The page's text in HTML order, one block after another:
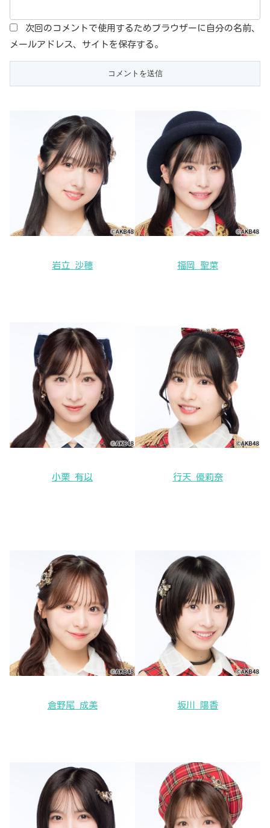
次回のコメントで使用するためブラウザーに自分の名前、
メールアドレス、サイトを保存する。
岩立 沙穂 福岡 聖菜
小栗 有以 行天 優莉奈
倉野尾 成美 坂川 陽香